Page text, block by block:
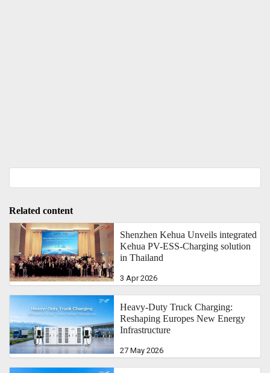
Related content
Shenzhen Kehua Unveils integrated
Kehua PV-ESS-Charging solution
in Thailand
3 Apr 2026
Heavy-Duty Truck Charging:
Reshaping Europes New Energy
Infrastructure
27 May 2026